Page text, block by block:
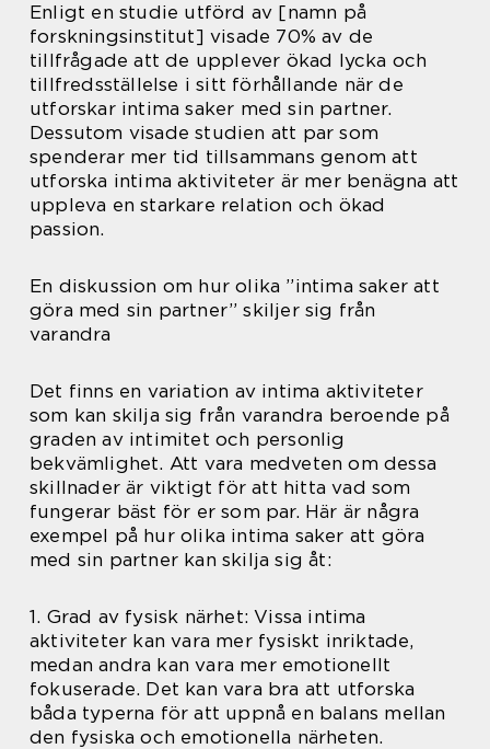
Enligt en studie utförd av [namn på
forskningsinstitut] visade 70% av de
tillfrågade att de upplever ökad lycka och
tillfredsställelse i sitt förhållande när de
utforskar intima saker med sin partner.
Dessutom visade studien att par som
spenderar mer tid tillsammans genom att
utforska intima aktiviteter är mer benägna att
uppleva en starkare relation och ökad
passion.
En diskussion om hur olika ”intima saker att
göra med sin partner” skiljer sig från
varandra
Det finns en variation av intima aktiviteter
som kan skilja sig från varandra beroende på
graden av intimitet och personlig
bekvämlighet. Att vara medveten om dessa
skillnader är viktigt för att hitta vad som
fungerar bäst för er som par. Här är några
exempel på hur olika intima saker att göra
med sin partner kan skilja sig åt:
1. Grad av fysisk närhet: Vissa intima
aktiviteter kan vara mer fysiskt inriktade,
medan andra kan vara mer emotionellt
fokuserade. Det kan vara bra att utforska
båda typerna för att uppnå en balans mellan
den fysiska och emotionella närheten.